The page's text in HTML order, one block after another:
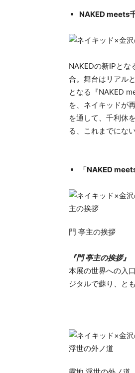
NAKED meets
NAKEDの新IPとな
合。舞台はリアル
となる『NAKED
を、ネイキッドが
を通して、千利休
る、これまでにな
「NAKED
門 亭主の挨拶
『門 亭主の挨拶』
本展の世界への入
ジタルで蘇り、と